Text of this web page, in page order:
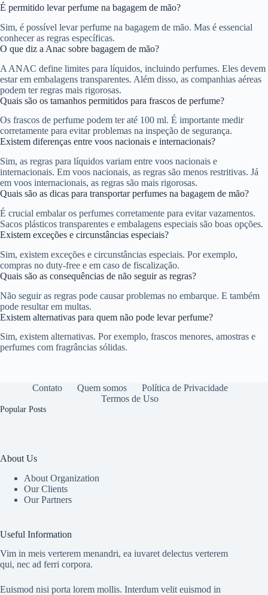
É permitido levar perfume na bagagem de mão?
Sim, é possível levar perfume na bagagem de mão. Mas é essencial
conhecer as regras específicas.
O que diz a Anac sobre bagagem de mão?
A ANAC define limites para líquidos, incluindo perfumes. Eles devem
estar em embalagens transparentes. Além disso, as companhias aéreas
podem ter regras mais rigorosas.
Quais são os tamanhos permitidos para frascos de perfume?
Os frascos de perfume podem ter até 100 ml. É importante medir
corretamente para evitar problemas na inspeção de segurança.
Existem diferenças entre voos nacionais e internacionais?
Sim, as regras para líquidos variam entre voos nacionais e
internacionais. Em voos nacionais, as regras são menos restritivas. Já
em voos internacionais, as regras são mais rigorosas.
Quais são as dicas para transportar perfumes na bagagem de mão?
É crucial embalar os perfumes corretamente para evitar vazamentos.
Sacos plásticos transparentes e embalagens especiais são boas opções.
Existem exceções e circunstâncias especiais?
Sim, existem exceções e circunstâncias especiais. Por exemplo,
compras no duty-free e em caso de fiscalização.
Quais são as consequências de não seguir as regras?
Não seguir as regras pode causar problemas no embarque. E também
pode resultar em multas.
Existem alternativas para quem não pode levar perfume?
Sim, existem alternativas. Por exemplo, frascos menores, amostras e
perfumes com fragrâncias sólidas.
Contato Quem somos
Política de Privacidade
Termos de Uso
Popular Posts
About Us
About Organization
Our Clients
Our Partners
Useful Information
Vim in meis verterem menandri, ea iuvaret delectus verterem
qui, nec ad ferri corpora.
Euismod nisi porta lorem mollis. Interdum velit euismod in